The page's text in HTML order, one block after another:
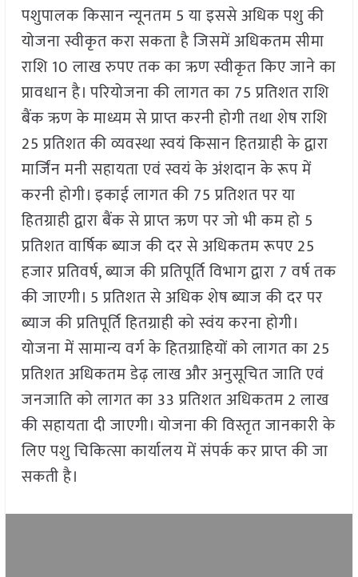
पशुपालक किसान न्यूनतम 5 या इससे अधिक पशु की
योजना स्वीकृत करा सकता है जिसमें अधिकतम सीमा
राशि 10 लाख रुपए तक का ऋण स्वीकृत किए जाने का
प्रावधान है। परियोजना की लागत का 75 प्रतिशत राशि
बैंक ऋण के माध्यम से प्राप्त करनी होगी तथा शेष राशि
25 प्रतिशत की व्यवस्था स्वयं किसान हितग्राही के द्वारा
मार्जिंन मनी सहायता एवं स्वयं के अंशदान के रूप में
करनी होगी। इकाई लागत की 75 प्रतिशत पर या
हितग्राही द्वारा बैंक से प्राप्त ऋण पर जो भी कम हो 5
प्रतिशत वार्षिक ब्याज की दर से अधिकतम रूपए 25
हजार प्रतिवर्ष, ब्याज की प्रतिपूर्ति विभाग द्वारा 7 वर्ष तक
की जाएगी। 5 प्रतिशत से अधिक शेष ब्याज की दर पर
ब्याज की प्रतिपूर्ति हितग्राही को स्वंय करना होगी।
योजना में सामान्य वर्ग के हितग्राहियों को लागत का 25
प्रतिशत अधिकतम डेढ़ लाख और अनुसूचित जाति एवं
जनजाति को लागत का 33 प्रतिशत अधिकतम 2 लाख
की सहायता दी जाएगी। योजना की विस्तृत जानकारी के
लिए पशु चिकित्सा कार्यालय में संपर्क कर प्राप्त की जा
सकती है।